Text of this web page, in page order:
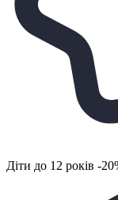
Діти до 12 років -